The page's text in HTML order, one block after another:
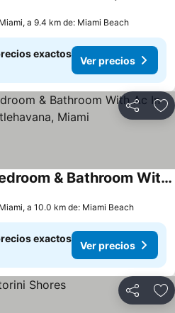
Miami, a 9.4 km de: Miami Beach
exactos
Ver precios
Compartir
Affordable Private Bedroom & Bathroom With Ac In Vibrant Littlehavana, Miami
Miami, a 10.0 km de: Miami Beach
exactos
Ver precios
Compartir